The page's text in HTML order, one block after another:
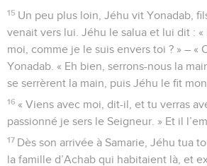
15 Un peu plus loin, Jéhu vit Yonadab,
venait vers lui. Jéhu le salua et lui dit : «
moi, comme je le suis envers toi ? » – «
Yonadab. « Eh bien, serrons-nous la
se serrèrent la main, puis Jéhu le fit
16 « Viens avec moi, dit-il, et tu verras
passionné je sers le Seigneur. » Et il
17 Dès son arrivée à Samarie, Jéhu tua
la famille d’Achab qui habitaient là, et